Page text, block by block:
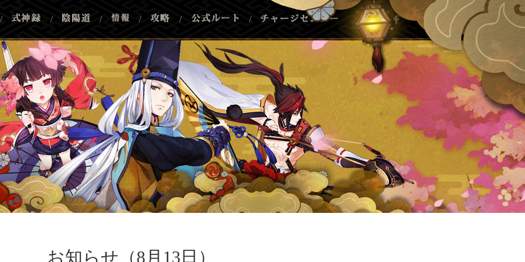
/ / / / / /
お知らせ（8月13日）